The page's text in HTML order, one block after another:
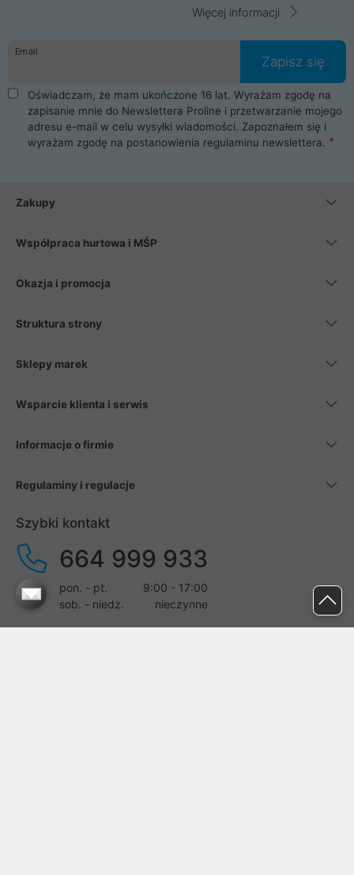
Więcej informacji
Email
Zapisz się
Oświadczam, że mam ukończone 16 lat. Wyrażam zgodę na
zapisanie mnie do Newslettera Proline i przetwarzanie mojego
adresu e-mail w celu wysyłki wiadomości. Zapoznałem się i
wyrażam zgodę na postanowienia regulaminu newslettera.
Zakupy
Współpraca hurtowa i MŚP
Okazja i promocja
Struktura strony
Sklepy marek
Wsparcie klienta i serwis
Informacje o firmie
Regulaminy i regulacje
Szybki kontakt
664 999 933
pon. - pt.
9:00 - 17:00
sob. - niedz.
nieczynne